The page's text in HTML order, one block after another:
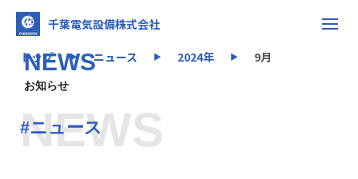
千葉電気設備株式会社
NEWS
お知らせ
トップ▶ニュース ▶ 2024年▶ 9月
NEWS
#ニュース